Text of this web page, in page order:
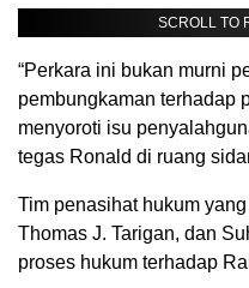
SCROLL TO
“Perkara ini bukan murni
pembungkaman terhadap
menyoroti isu
tegas Ronald di ruang
Tim penasihat hukum
Thomas J. Tarigan, dan
proses hukum terhadap